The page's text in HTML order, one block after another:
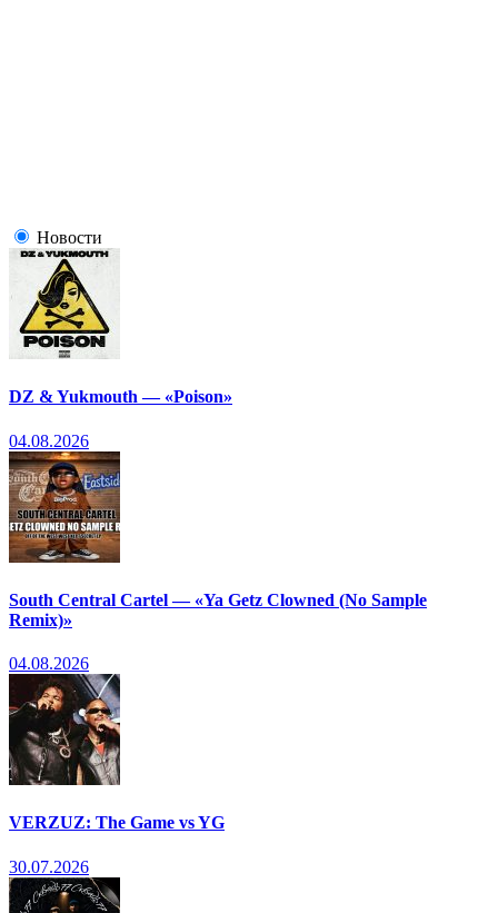
Новости
DZ & Yukmouth — «Poison»
04.08.2026
South Central Cartel — «Ya Getz Clowned (No Sample
Remix)»
04.08.2026
VERZUZ: The Game vs YG
30.07.2026